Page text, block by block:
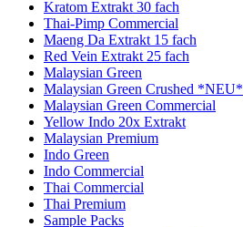
Kratom Extrakt 30 fach
Thai-Pimp Commercial
Maeng Da Extrakt 15 fach
Red Vein Extrakt 25 fach
Malaysian Green
Malaysian Green Crushed *NEU*
Malaysian Green Commercial
Yellow Indo 20x Extrakt
Malaysian Premium
Indo Green
Indo Commercial
Thai Commercial
Thai Premium
Sample Packs